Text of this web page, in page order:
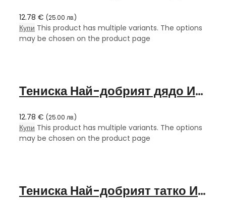
12.78 € (25.00 лв.)
Купи This product has multiple variants. The options
may be chosen on the product page
Тениска Най-добрият дядо Иван
12.78 € (25.00 лв.)
Купи This product has multiple variants. The options
may be chosen on the product page
Тениска Най-добрият татко Иван